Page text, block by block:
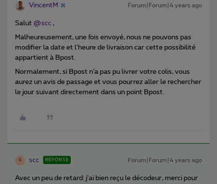
VincentM Forum|Forum|4 years ago
Salut @scc ,
Malheureusement, une fois envoyé, nous ne pouvons pas
modifier la date et l’heure de livraison car cette possibilité
appartient à Bpost.
Normalement, si Bpost n’a pas pu livrer votre colis, vous
aurez un avis de passage et vous pourrez aller le rechercher
le jour suivant directement dans un point Bpost.
S scc RÉPONSE Forum|Forum|4 years ago
Avec un peu de retard: j’ai bien reçu le décodeur, merci pour